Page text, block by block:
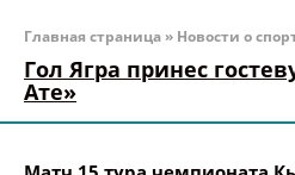
Главная страница » Новости о
Гол Ягра принес
Ате»